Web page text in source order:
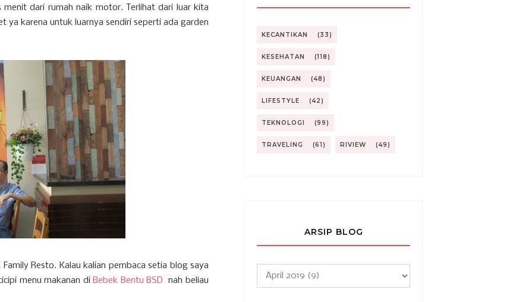
dari rumah naik motor. Terlihat dari luar kita
ya karena untuk luarnya sendiri seperti ada garden
Resto. Kalau kalian pembaca setia blog saya
menu makanan di Bebek Bentu BSD
nah beliau
KECANTIKAN (33)
KESEHATAN (118)
KEUANGAN (48)
LIFESTYLE (42)
TEKNOLOGI (99)
TRAVELING (61) RIVIEW (49)
ARSIP BLOG